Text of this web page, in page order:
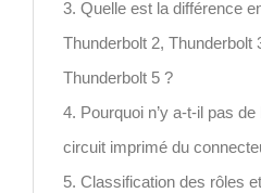
3. Quelle est la différence
Thunderbolt 2, Thunderbolt
Thunderbolt 5 ?
4. Pourquoi n’y a-t-il pas
circuit imprimé du
5. Classification des rôles